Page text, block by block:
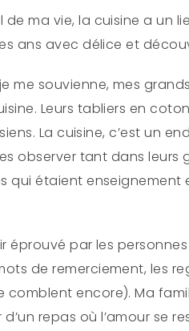
ma vie, la cuisine a un
ans avec délice et
me souvienne, mes
Leurs tabliers en
La cuisine, c’est un
observer tant dans leurs
qui étaient enseignement
éprouvé par les
de remerciement, les
encore). Ma
repas où l’amour se